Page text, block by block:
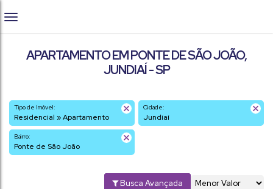
APARTAMENTO EM PONTE DE SÃO JOÃO,
JUNDIAÍ - SP
Tipo de Imóvel:
Residencial » Apartamento
Cidade:
Jundiaí
Bairro:
Ponte de São João
Busca Avançada